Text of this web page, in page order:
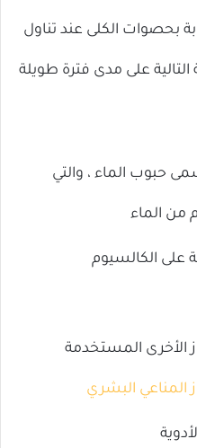
بحصوات الكلى عند تناول
التالية على مدى فترة طويلة
حبوب الماء ، والتي
الماء
على الكالسيوم
الأخرى المستخدمة
البشري